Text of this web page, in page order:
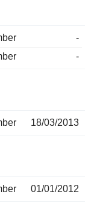
-
-
18/03/2013
01/01/2012